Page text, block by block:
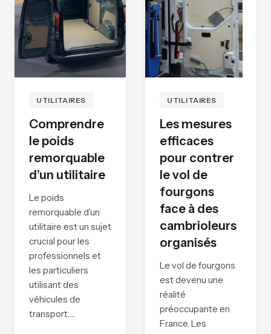
UTILITAIRES
Comprendre
le poids
remorquable
d’un utilitaire
Le poids
remorquable d’un
utilitaire est un sujet
crucial pour les
professionnels et
les particuliers
utilisant des
véhicules de
transport.…
UTILITAIRES
Les mesures
efficaces
pour contrer
le vol de
fourgons
face à des
cambrioleurs
organisés
Le vol de fourgons
est devenu une
réalité
préoccupante en
France. Les